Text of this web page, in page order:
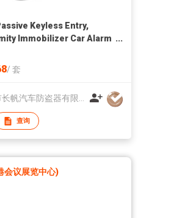
Keyless Entry,
Immobilizer Car Alarm
/ 套
查询
会议展览中心)